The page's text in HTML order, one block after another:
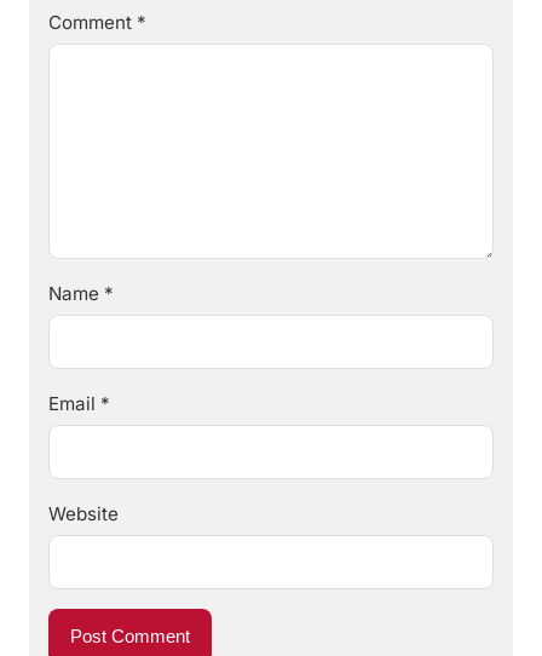
Comment *
Name *
Email *
Website